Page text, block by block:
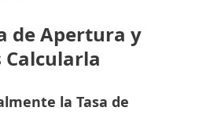
de Apertura y
Calcularla
la Tasa de